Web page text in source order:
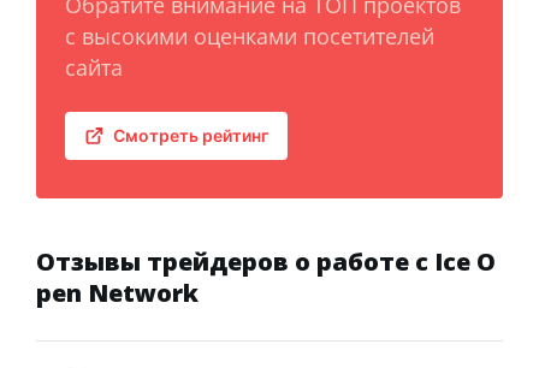
с высокими оценками посетителей
сайта
Смотреть рейтинг
Отзывы трейдеров о работе с Ice O
pen Network